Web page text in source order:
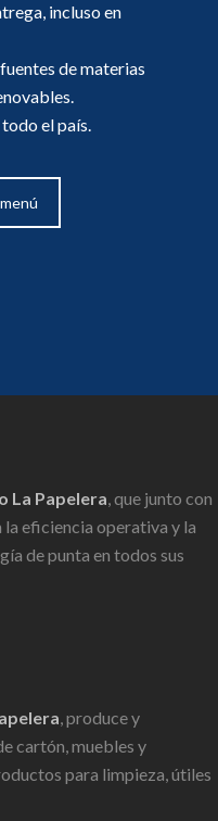
incluso en
de materias
el país.
La Papelera, que junto con
la eficiencia operativa y la
de punta en todos sus
, produce y
cartón, muebles y
para limpieza, útiles